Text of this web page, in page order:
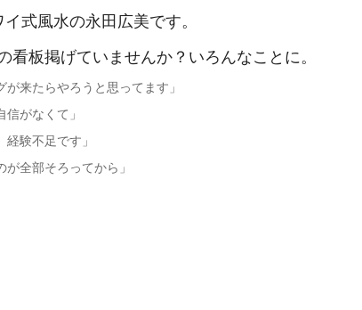
式風水の永田広美です。
看板掲げていませんか？いろんなことに。
が来たらやろうと思ってます」
信がなくて」
経験不足です」
が全部そろってから」